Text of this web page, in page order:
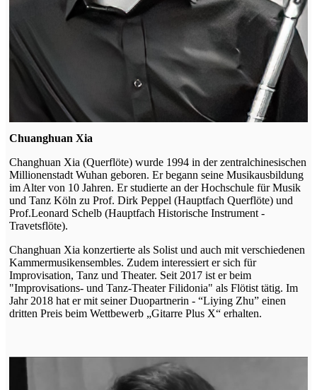
Chuanghuan Xia
Changhuan Xia (Querflöte) wurde 1994 in der zentralchinesischen
Millionenstadt Wuhan geboren. Er begann seine Musikausbildung
im Alter von 10 Jahren. Er studierte an der Hochschule für Musik
und Tanz Köln zu Prof. Dirk Peppel (Hauptfach Querflöte) und
Prof.Leonard Schelb (Hauptfach Historische Instrument -
Travetsflöte).
Changhuan Xia konzertierte als Solist und auch mit verschiedenen
Kammermusikensembles. Zudem interessiert er sich für
Improvisation, Tanz und Theater. Seit 2017 ist er beim
"Improvisations- und Tanz-Theater Filidonia" als Flötist tätig. Im
Jahr 2018 hat er mit seiner Duopartnerin - “Liying Zhu” einen
dritten Preis beim Wettbewerb „Gitarre Plus X“ erhalten.